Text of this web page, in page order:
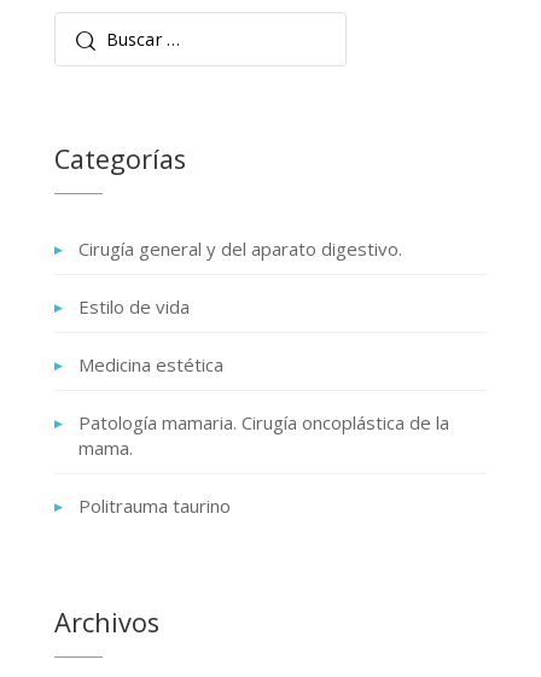
Buscar:
Categorías
Cirugía general y del aparato digestivo.
Estilo de vida
Medicina estética
Patología mamaria. Cirugía oncoplástica de la
mama.
Politrauma taurino
Archivos